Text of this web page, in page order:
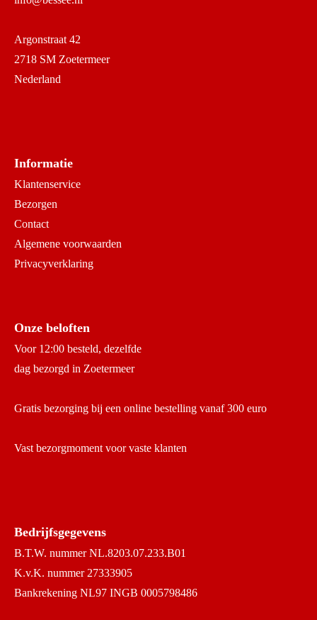
Argonstraat 42
2718 SM Zoetermeer
Nederland
Informatie
Klantenservice
Bezorgen
Contact
Algemene voorwaarden
Privacyverklaring
Onze beloften
Voor 12:00 besteld, dezelfde
dag bezorgd in Zoetermeer
Gratis bezorging bij een online bestelling vanaf 300 euro
Vast bezorgmoment voor vaste klanten
Bedrijfsgegevens
B.T.W. nummer NL.8203.07.233.B01
K.v.K. nummer 27333905
Bankrekening NL97 INGB 0005798486